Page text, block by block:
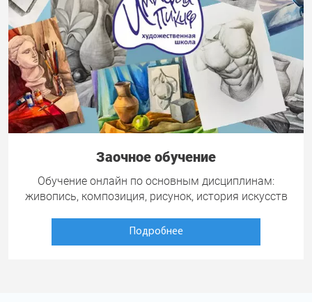
Заочное обучение
Обучение онлайн по основным дисциплинам:
живопись, композиция, рисунок, история искусств
Подробнее